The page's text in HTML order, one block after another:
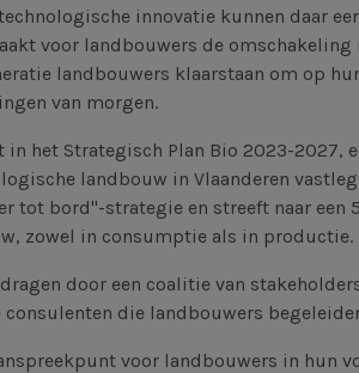
innovatie kunnen daar
voor landbouwers de omschakeling
landbouwers klaarstaan om op
van morgen.
in het Strategisch Plan Bio 2023-2027,
landbouw in Vlaanderen
tot bord"-strategie en streeft naar een
zowel in consumptie als in productie.
door een coalitie van
consulenten die landbouwers
voor landbouwers in hun